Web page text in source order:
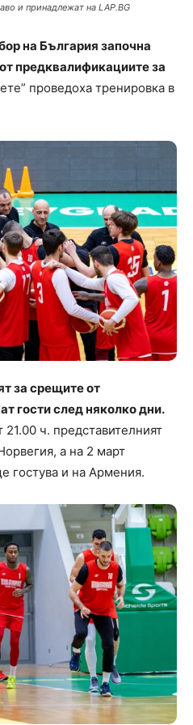
и принадлежат на LAP.BG
на България започна
предквалификациите за
проведоха тренировка в
за срещите от
гости след няколко дни.
ч. представителният
а на 2 март
гостува и на Армения.